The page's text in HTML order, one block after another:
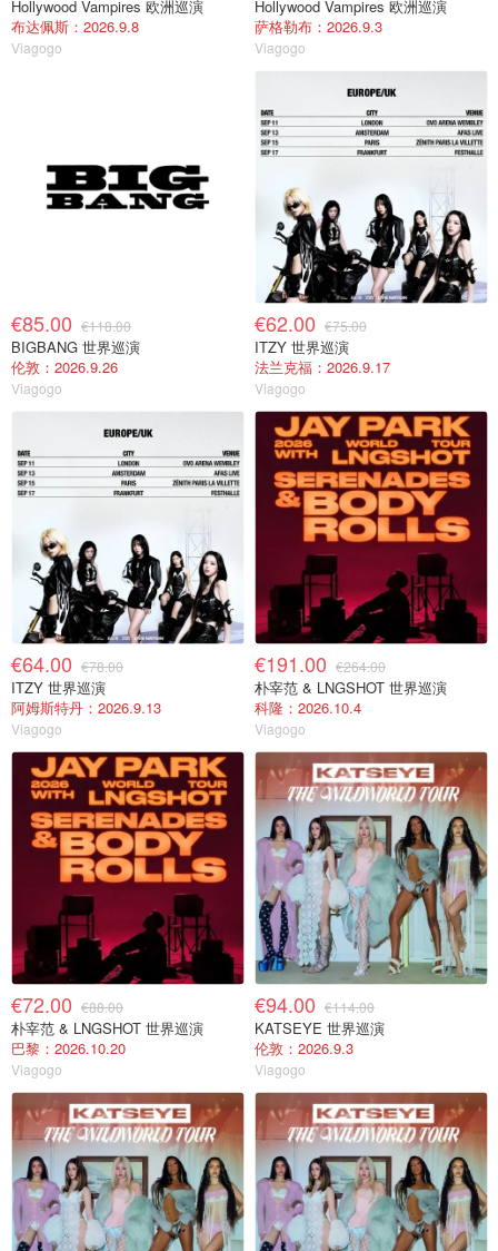
Hollywood Vampires 欧洲巡演
布达佩斯：2026.9.8
Viagogo
Hollywood Vampires 欧洲巡演
萨格勒布：2026.9.3
Viagogo
€85.00 €118.00
BIGBANG 世界巡演
伦敦：2026.9.26
Viagogo
€62.00 €75.00
ITZY 世界巡演
法兰克福：2026.9.17
Viagogo
€64.00 €78.00
ITZY 世界巡演
阿姆斯特丹：2026.9.13
Viagogo
€191.00 €264.00
朴宰范 & LNGSHOT 世界巡演
科隆：2026.10.4
Viagogo
€72.00 €88.00
朴宰范 & LNGSHOT 世界巡演
巴黎：2026.10.20
Viagogo
€94.00 €114.00
KATSEYE 世界巡演
伦敦：2026.9.3
Viagogo